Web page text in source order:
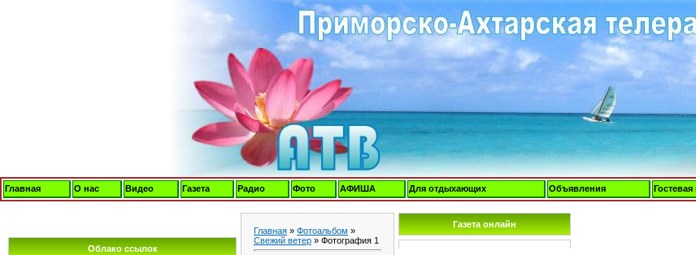
Главная О нас Видео Газета Радио Фото АФИША Для отдыхающих Объявления Гостевая
Облако ссылок
Главная » Фотоальбом »
Свежий ветер » Фотография 1
Газета онлайн